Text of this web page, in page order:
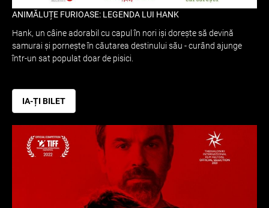
ANIMĂLUȚE FURIOASE: LEGENDA LUI HANK
Hank, un câine adorabil cu capul în nori iși dorește să devină
samurai și pornește în căutarea destinului său - curând ajunge
într-un sat populat doar de pisici.
IA-ȚI BILET